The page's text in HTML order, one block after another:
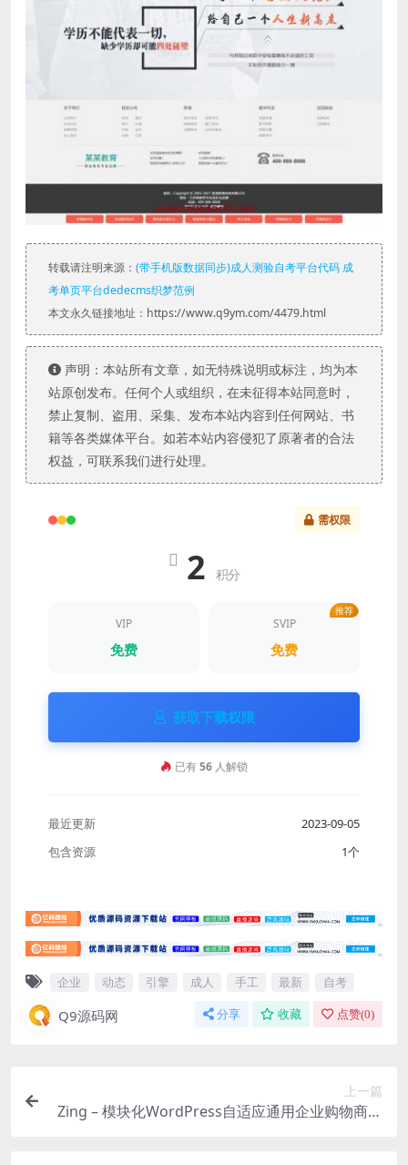
转载请注明来源： (带手机版数据同步)成人测验自考平台代码 成
考单页平台dedecms织梦范例
本文永久链接地址：https://www.q9ym.com/4479.html
声明：本站所有文章，如无特殊说明或标注，均为本
站原创发布。任何个人或组织，在未征得本站同意时，
禁止复制、盗用、采集、发布本站内容到任何网站、书
籍等各类媒体平台。如若本站内容侵犯了原著者的合法
权益，可联系我们进行处理。
需权限
2 积分
VIP
免费
推荐
SVIP
免费
获取下载权限
已有56人解锁
最近更新
2023-09-05
包含资源
1个
企业 动态 引擎 成人 手工 最新 自考
Q9源码网 分享 收藏 点赞(0)
上一篇
Zing – 模块化WordPress自适应通用企业购物商城